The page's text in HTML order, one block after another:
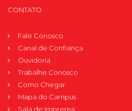
CONTATO
Fale Conosco
Canal de Confiança
Ouvidoria
Trabalhe Conosco
Como Chegar
Mapa do Campus
Sala de Imprensa